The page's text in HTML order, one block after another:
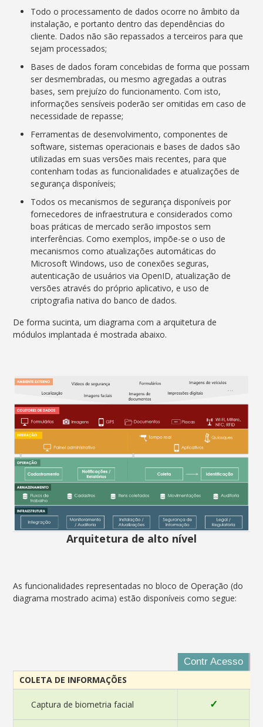
Todo o processamento de dados ocorre no âmbito da
instalação, e portanto dentro das dependências do
cliente. Dados não são repassados a terceiros para que
sejam processados;
Bases de dados foram concebidas de forma que possam
ser desmembradas, ou mesmo agregadas a outras
bases, sem prejuízo do funcionamento. Com isto,
informações sensíveis poderão ser omitidas em caso de
necessidade de repasse;
Ferramentas de desenvolvimento, componentes de
software, sistemas operacionais e bases de dados são
utilizadas em suas versões mais recentes, para que
contenham todas as funcionalidades e atualizações de
segurança disponíveis;
Todos os mecanismos de segurança disponíveis por
fornecedores de infraestrutura e considerados como
boas práticas de mercado serão impostos sem
interferências. Como exemplos, impõe-se o uso de
mecanismos como atualizações automáticas do
Microsoft Windows, uso de conexões seguras,
autenticação de usuários via OpenID, atualização de
versões através do próprio aplicativo, e uso de
criptografia nativa do banco de dados.
De forma sucinta, um diagrama com a arquitetura de
módulos implantada é mostrada abaixo.
Arquitetura de alto nível
As funcionalidades representadas no bloco de Operação (do
diagrama mostrado acima) estão disponíveis como segue:
Contr Acesso
COLETA DE INFORMAÇÕES
Captura de biometria facial ✓